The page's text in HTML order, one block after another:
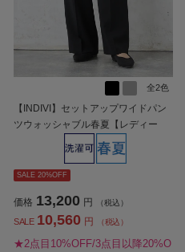
全2色
【INDIVI】セットアップワイドパン
ツウォッシャブル春夏【レディー
SALE 20%OFF
価格 13,200 円 （税込）
SALE 10,560 円 （税込）
★2点目10%OFF/3点目以降20%O